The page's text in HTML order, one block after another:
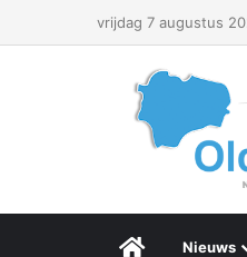
vrijdag 7 augustus
Menu Item
Nieuws